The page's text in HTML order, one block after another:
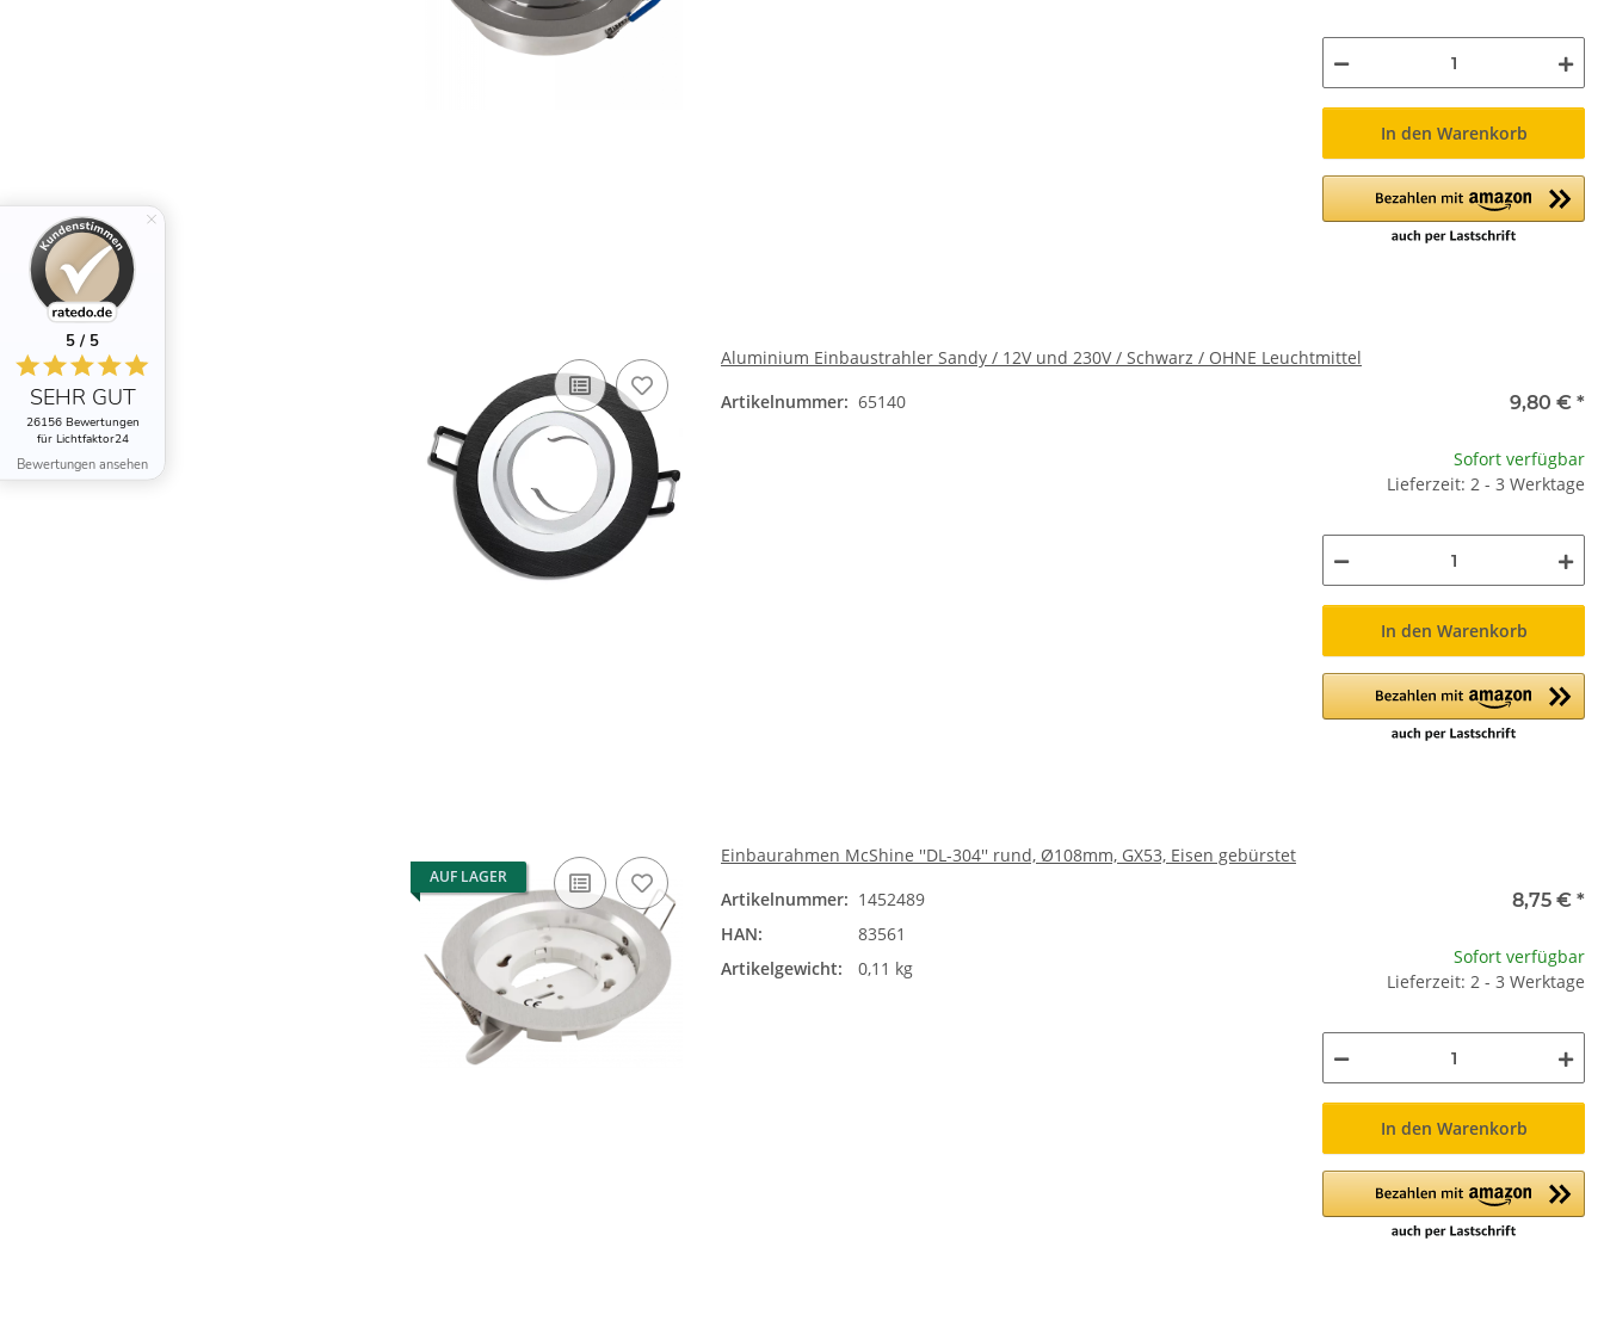
In den Warenkorb
Aluminium Einbaustrahler Sandy / 12V und 230V / Schwarz / OHNE Leuchtmittel
Artikelnummer: 65140 9,80 € *
Sofort verfügbar
Lieferzeit: 2 - 3 Werktage
In den Warenkorb
AUF LAGER
Einbaurahmen McShine ''DL-304'' rund, Ø108mm, GX53, Eisen gebürstet
Artikelnummer: 1452489
HAN:
83561
Artikelgewicht:
0,11 kg
8,75 € *
Sofort verfügbar
Lieferzeit: 2 - 3 Werktage
In den Warenkorb
5 / 5
SEHR GUT
26156 Bewertungen
für Lichtfaktor24
Bewertungen ansehen